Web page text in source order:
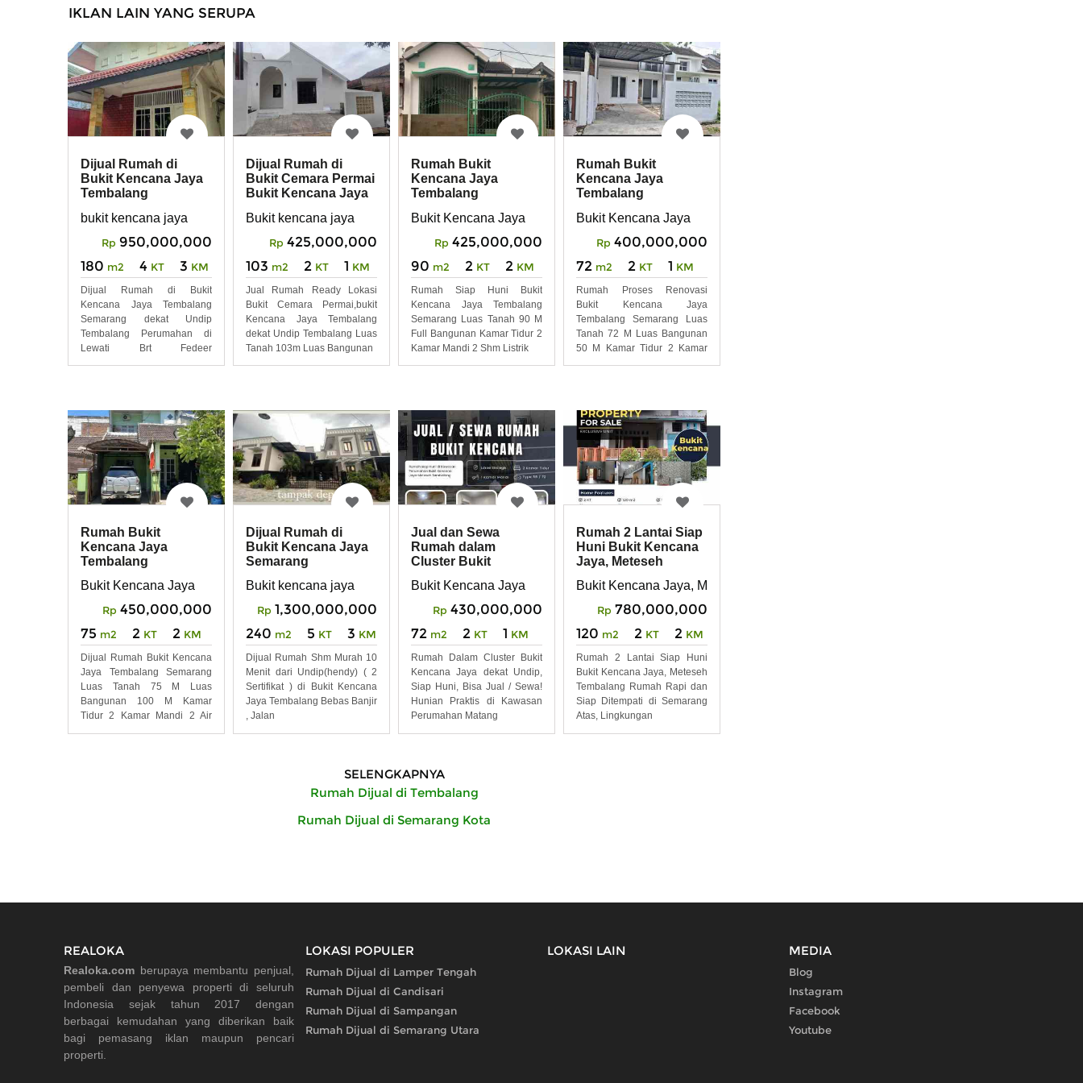
IKLAN LAIN YANG SERUPA
Dijual Rumah di
Bukit Kencana Jaya
Tembalang
Undip
bukit kencana jaya
Rp 950,000,000
180 m2 4 KT 3 KM
Dijual Rumah di Bukit
Kencana Jaya Tembalang
Semarang dekat Undip
Tembalang Perumahan di
Lewati Brt Fedeer
Dijual Rumah di
Bukit Cemara Permai
Bukit Kencana Jaya
Bukit kencana jaya
Rp 425,000,000
103 m2 2 KT 1 KM
Jual Rumah Ready Lokasi
Bukit Cemara Permai,bukit
Kencana Jaya Tembalang
dekat Undip Tembalang Luas
Tanah 103m Luas Bangunan
Rumah Bukit
Kencana Jaya
Tembalang
Bukit Kencana Jaya
Rp 425,000,000
90 m2 2 KT 2 KM
Rumah Siap Huni Bukit
Kencana Jaya Tembalang
Semarang Luas Tanah 90 M
Full Bangunan Kamar Tidur 2
Kamar Mandi 2 Shm Listrik
Rumah Bukit
Kencana Jaya
Tembalang
Bukit Kencana Jaya
Rp 400,000,000
72 m2 2 KT 1 KM
Rumah Proses Renovasi
Bukit Kencana Jaya
Tembalang Semarang Luas
Tanah 72 M Luas Bangunan
50 M Kamar Tidur 2 Kamar
Rumah Bukit
Kencana Jaya
Tembalang
Bukit Kencana Jaya
Rp 450,000,000
75 m2 2 KT 2 KM
Dijual Rumah Bukit Kencana
Jaya Tembalang Semarang
Luas Tanah 75 M Luas
Bangunan 100 M Kamar
Tidur 2 Kamar Mandi 2 Air
Dijual Rumah di
Bukit Kencana Jaya
Semarang
Bukit kencana jaya
Rp 1,300,000,000
240 m2 5 KT 3 KM
Dijual Rumah Shm Murah 10
Menit dari Undip(hendy) ( 2
Sertifikat ) di Bukit Kencana
Jaya Tembalang Bebas Banjir
, Jalan
Jual dan Sewa
Rumah dalam
Cluster Bukit
Meteseh Tembalang
Bukit Kencana Jaya
Rp 430,000,000
72 m2 2 KT 1 KM
Rumah Dalam Cluster Bukit
Kencana Jaya dekat Undip,
Siap Huni, Bisa Jual / Sewa!
Hunian Praktis di Kawasan
Perumahan Matang
Rumah 2 Lantai Siap
Huni Bukit Kencana
Jaya, Meteseh
Bukit Kencana Jaya, Meteseh Tembalang
Rp 780,000,000
120 m2 2 KT 2 KM
Rumah 2 Lantai Siap Huni
Bukit Kencana Jaya, Meteseh
Tembalang Rumah Rapi dan
Siap Ditempati di Semarang
Atas, Lingkungan
SELENGKAPNYA
Rumah Dijual di Tembalang
Rumah Dijual di Semarang Kota
REALOKA
Realoka.com berupaya membantu penjual,
pembeli dan penyewa properti di seluruh
Indonesia sejak tahun 2017 dengan
berbagai kemudahan yang diberikan baik
bagi pemasang iklan maupun pencari
properti.
LOKASI POPULER
Rumah Dijual di Lamper Tengah
Rumah Dijual di Candisari
Rumah Dijual di Sampangan
Rumah Dijual di Semarang Utara
LOKASI LAIN MEDIA
Blog
Instagram
Facebook
Youtube